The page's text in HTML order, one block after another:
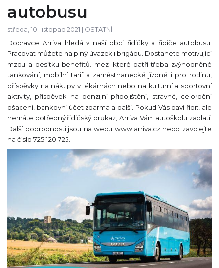
autobusu
středa, 10. listopad 2021 | OSTATNÍ
Dopravce Arriva hledá v naší obci řidičky a řidiče autobusu.
Pracovat můžete na plný úvazek i brigádu. Dostanete motivující
mzdu a desítku benefitů, mezi které patří třeba zvýhodněné
tankování, mobilní tarif a zaměstnanecké jízdné i pro rodinu,
příspěvky na nákupy v lékárnách nebo na kulturní a sportovní
aktivity, příspěvek na penzijní připojištění, stravné, celoroční
ošacení, bankovní účet zdarma a další. Pokud Vás baví řídit, ale
nemáte potřebný řidičský průkaz, Arriva Vám autoškolu zaplatí.
Další podrobnosti jsou na webu www.arriva.cz nebo zavolejte
na číslo 725 120 725.